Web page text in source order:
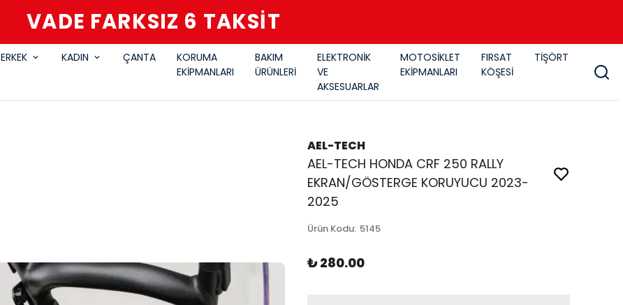
VADE FARKSIZ 6 TAKSİT
ERKEK KADIN ÇANTA
KORUMA
EKİPMANLARI
BAKIM
ÜRÜNLERİ
ELEKTRONİK
VE
AKSESUARLAR
MOTOSİKLET
EKİPMANLARI
FIRSAT
KÖŞESİ
TİŞÖRT
AEL-TECH
AEL-TECH HONDA CRF 250 RALLY
EKRAN/GÖSTERGE KORUYUCU 2023-
2025
Ürün Kodu: 5145
₺ 280.00